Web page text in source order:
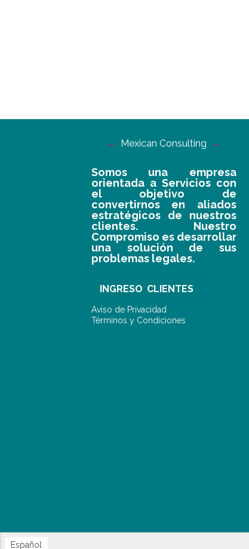
Mexican Consulting
Somos una empresa
orientada a Servicios con
el objetivo de
convertirnos en aliados
estratégicos de nuestros
clientes. Nuestro
Compromiso es desarrollar
una solución de sus
problemas legales.
INGRESO CLIENTES
Aviso de Privacidad
Términos y Condiciones
Español